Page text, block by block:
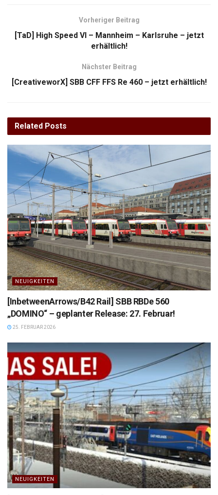
Vorheriger Beitrag
[TaD] High Speed VI – Mannheim – Karlsruhe – jetzt
erhältlich!
Nächster Beitrag
[CreativeworX] SBB CFF FFS Re 460 – jetzt erhältlich!
Related Posts
NEUIGKEITEN
[InbetweenArrows/B42 Rail] SBB RBDe 560
„DOMINO“ – geplanter Release: 27. Februar!
25. FEBRUAR 2026
NEUIGKEITEN